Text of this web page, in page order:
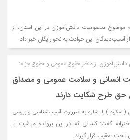
موضوع مسمومیت دانش‌آموزان در این استان، از
این حوادث به نحو رایگان خبر داد.
از منظر حقوق عمومی و حقوق جزا»:
انسانی و سلامت عمومی و مصداق
حق طرح شکایت دارند
با اشاره به ضرورت آسیب‌شناسی و بررسی
گفت: کسانی که در این پرونده مباشرت یا